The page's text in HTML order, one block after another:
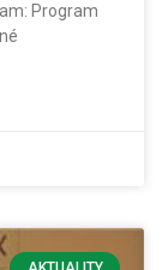
Program